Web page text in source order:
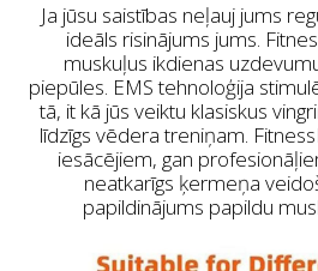
Ja jūsu saistības neļauj jums
ideāls risinājums jums.
muskuļus ikdienas
piepūles. EMS tehnoloģija
tā, it kā jūs veiktu klasiskus
līdzīgs vēdera treniņam.
iesācējiem, gan
neatkarīgs ķermeņa
papildinājums papildu